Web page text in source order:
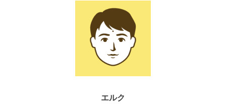
エルク